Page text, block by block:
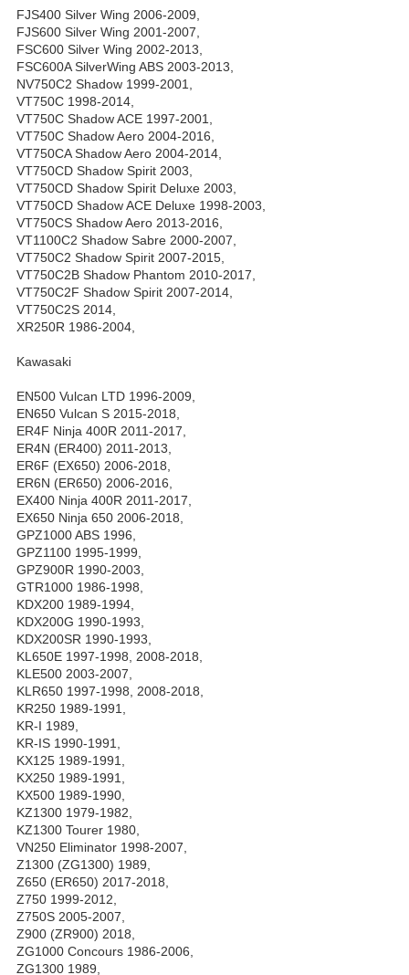
FJS400 Silver Wing 2006-2009,
FJS600 Silver Wing 2001-2007,
FSC600 Silver Wing 2002-2013,
FSC600A SilverWing ABS 2003-2013,
NV750C2 Shadow 1999-2001,
VT750C 1998-2014,
VT750C Shadow ACE 1997-2001,
VT750C Shadow Aero 2004-2016,
VT750CA Shadow Aero 2004-2014,
VT750CD Shadow Spirit 2003,
VT750CD Shadow Spirit Deluxe 2003,
VT750CD Shadow ACE Deluxe 1998-2003,
VT750CS Shadow Aero 2013-2016,
VT1100C2 Shadow Sabre 2000-2007,
VT750C2 Shadow Spirit 2007-2015,
VT750C2B Shadow Phantom 2010-2017,
VT750C2F Shadow Spirit 2007-2014,
VT750C2S 2014,
XR250R 1986-2004,
Kawasaki
EN500 Vulcan LTD 1996-2009,
EN650 Vulcan S 2015-2018,
ER4F Ninja 400R 2011-2017,
ER4N (ER400) 2011-2013,
ER6F (EX650) 2006-2018,
ER6N (ER650) 2006-2016,
EX400 Ninja 400R 2011-2017,
EX650 Ninja 650 2006-2018,
GPZ1000 ABS 1996,
GPZ1100 1995-1999,
GPZ900R 1990-2003,
GTR1000 1986-1998,
KDX200 1989-1994,
KDX200G 1990-1993,
KDX200SR 1990-1993,
KL650E 1997-1998, 2008-2018,
KLE500 2003-2007,
KLR650 1997-1998, 2008-2018,
KR250 1989-1991,
KR-I 1989,
KR-IS 1990-1991,
KX125 1989-1991,
KX250 1989-1991,
KX500 1989-1990,
KZ1300 1979-1982,
KZ1300 Tourer 1980,
VN250 Eliminator 1998-2007,
Z1300 (ZG1300) 1989,
Z650 (ER650) 2017-2018,
Z750 1999-2012,
Z750S 2005-2007,
Z900 (ZR900) 2018,
ZG1000 Concours 1986-2006,
ZG1300 1989,